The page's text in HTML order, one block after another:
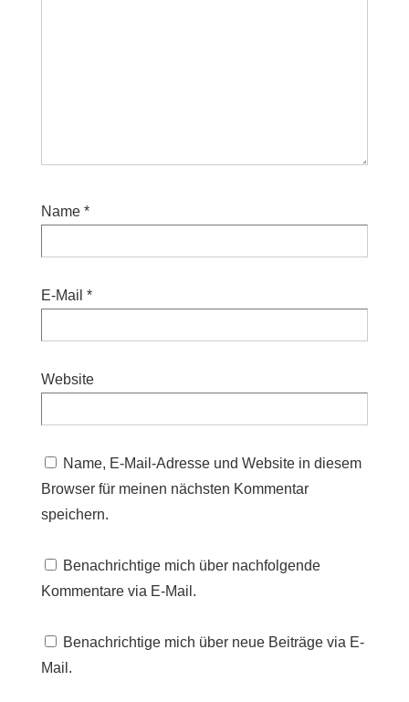
Name *
E-Mail *
Website
Name, E-Mail-Adresse und Website in diesem
Browser für meinen nächsten Kommentar
speichern.
Benachrichtige mich über nachfolgende
Kommentare via E-Mail.
Benachrichtige mich über neue Beiträge via E-
Mail.